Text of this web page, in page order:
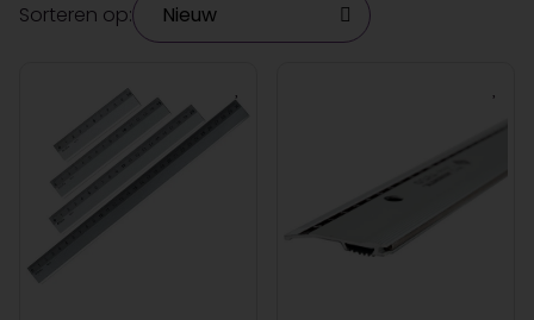
Sorteren op: